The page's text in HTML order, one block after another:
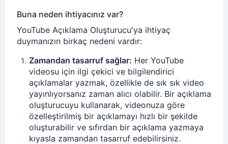
Buna neden ihtiyacınız var?
YouTube Açıklama Oluşturucu'ya ihtiyaç
duymanızın birkaç nedeni vardır:
Zamandan tasarruf sağlar: Her YouTube
videosu için ilgi çekici ve bilgilendirici
açıklamalar yazmak, özellikle de sık sık video
yayınlıyorsanız zaman alıcı olabilir. Bir açıklama
oluşturucuyu kullanarak, videonuza göre
özelleştirilmiş bir açıklamayı hızlı bir şekilde
oluşturabilir ve sıfırdan bir açıklama yazmaya
kıyasla zamandan tasarruf edebilirsiniz.